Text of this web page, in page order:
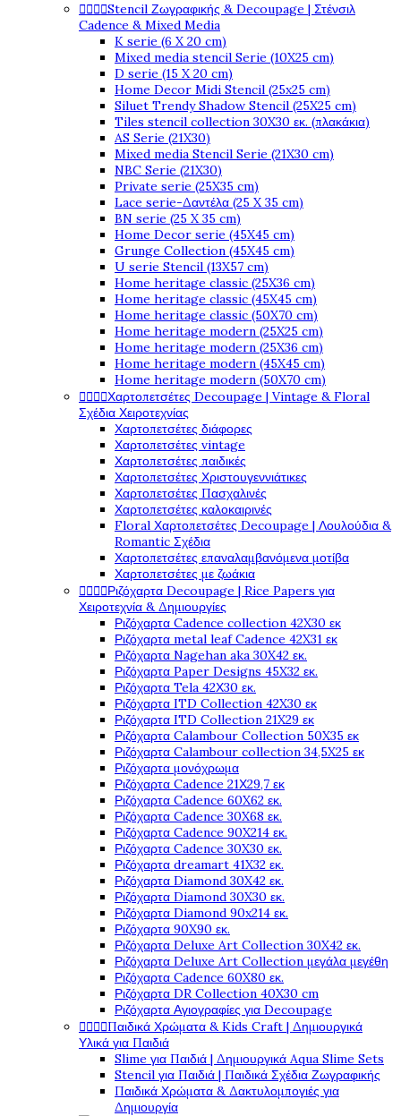
Stencil Ζωγραφικής & Decoupage | Στένσιλ
Cadence & Mixed Media
K serie (6 X 20 cm)
Mixed media stencil Serie (10X25 cm)
D serie (15 X 20 cm)
Home Decor Midi Stencil (25x25 cm)
Siluet Trendy Shadow Stencil (25X25 cm)
Tiles stencil collection 30X30 εκ. (πλακάκια)
AS Serie (21X30)
Mixed media Stencil Serie (21X30 cm)
NBC Serie (21X30)
Private serie (25X35 cm)
Lace serie-Δαντέλα (25 X 35 cm)
BN serie (25 X 35 cm)
Home Decor serie (45X45 cm)
Grunge Collection (45X45 cm)
U serie Stencil (13X57 cm)
Home heritage classic (25X36 cm)
Home heritage classic (45X45 cm)
Home heritage classic (50X70 cm)
Home heritage modern (25X25 cm)
Home heritage modern (25X36 cm)
Home heritage modern (45X45 cm)
Home heritage modern (50X70 cm)
Χαρτοπετσέτες Decoupage | Vintage & Floral
Σχέδια Χειροτεχνίας
Χαρτοπετσέτες διάφορες
Χαρτοπετσέτες vintage
Χαρτοπετσέτες παιδικές
Χαρτοπετσέτες Χριστουγεννιάτικες
Χαρτοπετσέτες Πασχαλινές
Χαρτοπετσέτες καλοκαιρινές
Floral Χαρτοπετσέτες Decoupage | Λουλούδια &
Romantic Σχέδια
Χαρτοπετσέτες επαναλαμβανόμενα μοτίβα
Χαρτοπετσέτες με ζωάκια
Ριζόχαρτα Decoupage | Rice Papers για
Χειροτεχνία & Δημιουργίες
Ριζόχαρτα Cadence collection 42X30 εκ
Ριζόχαρτα metal leaf Cadence 42X31 εκ
Ριζόχαρτα Nagehan aka 30X42 εκ.
Ριζόχαρτα Paper Designs 45X32 εκ.
Ριζόχαρτα Tela 42Χ30 εκ.
Ριζόχαρτα ITD Collection 42X30 εκ
Ριζόχαρτα ITD Collection 21X29 εκ
Ριζόχαρτα Calambour Collection 50X35 εκ
Ριζόχαρτα Calambour collection 34,5X25 εκ
Ριζόχαρτα μονόχρωμα
Ριζόχαρτα Cadence 21Χ29,7 εκ
Ριζόχαρτα Cadence 60X62 εκ.
Ριζόχαρτα Cadence 30X68 εκ.
Ριζόχαρτα Cadence 90X214 εκ.
Ριζόχαρτα Cadence 30X30 εκ.
Ριζόχαρτα dreamart 41X32 εκ.
Ριζόχαρτα Diamond 30X42 εκ.
Ριζόχαρτα Diamond 30X30 εκ.
Ριζόχαρτα Diamond 90x214 εκ.
Ριζόχαρτα 90X90 εκ.
Ριζόχαρτα Deluxe Art Collection 30X42 εκ.
Ριζόχαρτα Deluxe Art Collection μεγάλα μεγέθη
Ριζόχαρτα Cadence 60X80 εκ.
Ριζόχαρτα DR Collection 40X30 cm
Ριζόχαρτα Αγιογραφίες για Decoupage
Παιδικά Χρώματα & Kids Craft | Δημιουργικά
Υλικά για Παιδιά
Slime για Παιδιά | Δημιουργικά Aqua Slime Sets
Stencil για Παιδιά | Παιδικά Σχέδια Ζωγραφικής
Παιδικά Χρώματα & Δακτυλομπογιές για
Δημιουργία